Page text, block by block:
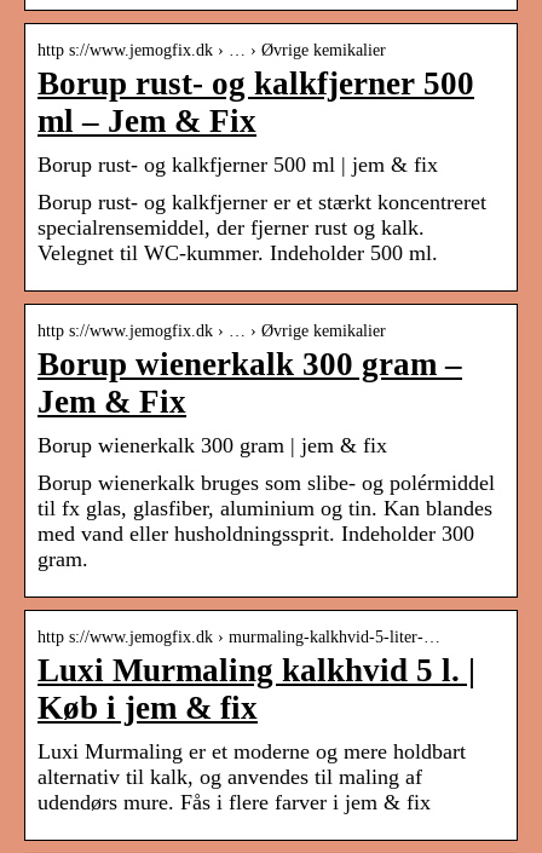
http s://www.jemogfix.dk › … › Øvrige kemikalier
Borup rust- og kalkfjerner 500
ml – Jem & Fix
Borup rust- og kalkfjerner 500 ml | jem & fix
Borup rust- og kalkfjerner er et stærkt koncentreret
specialrensemiddel, der fjerner rust og kalk.
Velegnet til WC-kummer. Indeholder 500 ml.
http s://www.jemogfix.dk › … › Øvrige kemikalier
Borup wienerkalk 300 gram –
Jem & Fix
Borup wienerkalk 300 gram | jem & fix
Borup wienerkalk bruges som slibe- og polérmiddel
til fx glas, glasfiber, aluminium og tin. Kan blandes
med vand eller husholdningssprit. Indeholder 300
gram.
http s://www.jemogfix.dk › murmaling-kalkhvid-5-liter-…
Luxi Murmaling kalkhvid 5 l. |
Køb i jem & fix
Luxi Murmaling er et moderne og mere holdbart
alternativ til kalk, og anvendes til maling af
udendørs mure. Fås i flere farver i jem & fix